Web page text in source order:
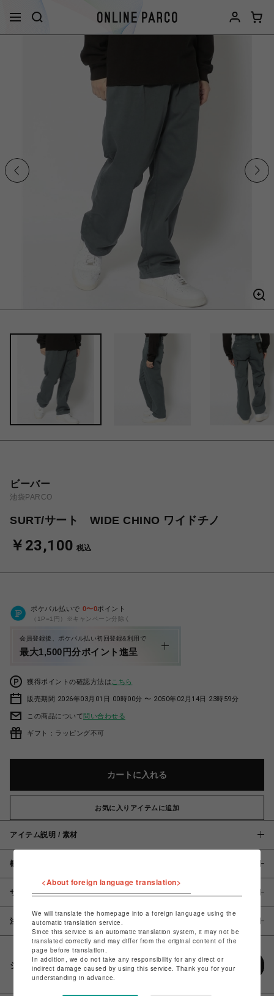
ビーバー
池袋PARCO
SURT/サート WIDE CHINO ワイドチノ
￥23,100 税込
ポケパル払いで 0〜0ポイント
（1P=1円）※キャンペーン分除く
会員登録後、ポケパル払い初回登録&利用で
最大1,500円分ポイント進呈
獲得ポイントの確認方法は こちら
販売期間 2026年03月01日 00時00分 〜 2050年02月14日 23時59分
この商品について問い合わせる
ギフト：ラッピング不可
カートに入れる
お気に入りアイテムに追加
アイテム説明 / 素材
概要
サイズ
注意事項
シェアする
<About foreign language translation>
We will translate the homepage into a foreign language using the
automatic translation service.
Since this service is an automatic translation system, it may not be
translated correctly and may differ from the original content of the
page before translation.
In addition, we do not take any responsibility for any direct or
indirect damage caused by using this service. Thank you for your
understanding in advance.